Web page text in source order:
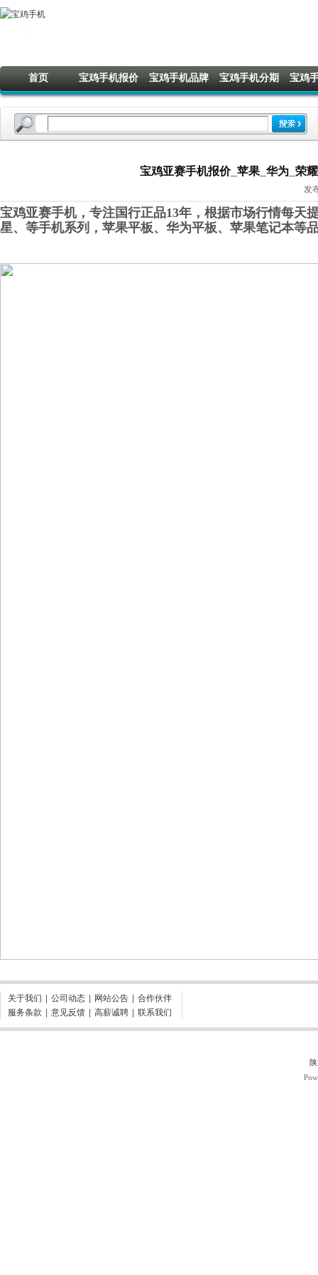
首页 宝鸡手机报价 宝鸡手机品牌 宝鸡手机分期 宝鸡
宝鸡亚赛手机报价_苹果_华为_荣
发
宝鸡亚赛手机，专注国行正品13年，根据市场行情每天
星、 等手机系列，苹果平板、华为平板、 苹果笔记本等
关于我们 公司动态 网站公告
合作伙伴
服务条款
意见反馈 高薪诚聘 联系我们